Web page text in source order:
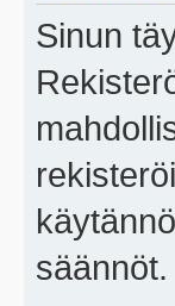
Sinun
säännöt.